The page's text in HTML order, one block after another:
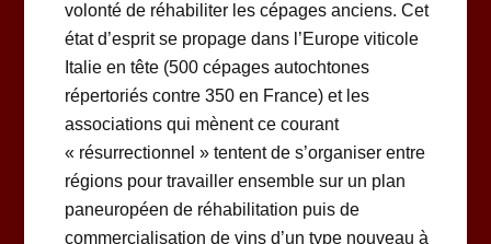
volonté de réhabiliter les cépages anciens. Cet
état d’esprit se propage dans l’Europe viticole
Italie en tête (500 cépages autochtones
répertoriés contre 350 en France) et les
associations qui mènent ce courant
« résurrectionnel » tentent de s’organiser entre
régions pour travailler ensemble sur un plan
paneuropéen de réhabilitation puis de
commercialisation de vins d’un type nouveau à